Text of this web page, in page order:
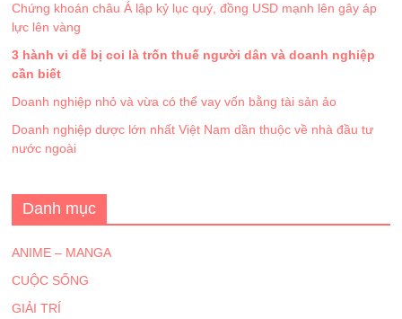
Chứng khoán châu Á lập kỷ lục quý, đồng USD mạnh lên gây áp
lực lên vàng
3 hành vi dễ bị coi là trốn thuế người dân và doanh nghiệp
cần biết
Doanh nghiệp nhỏ và vừa có thể vay vốn bằng tài sản ảo
Doanh nghiệp dược lớn nhất Việt Nam dần thuộc về nhà đầu tư
nước ngoài
Danh mục
ANIME – MANGA
CUỘC SỐNG
GIẢI TRÍ